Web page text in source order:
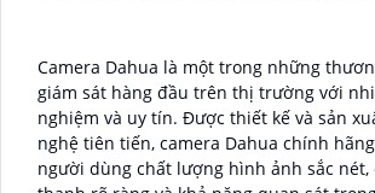
Camera Dahua là một trong những
giám sát hàng đầu trên thị trường với
nghiệm và uy tín. Được thiết kế và sản
nghệ tiên tiến, camera Dahua chính
người dùng chất lượng hình ảnh sắc nét,